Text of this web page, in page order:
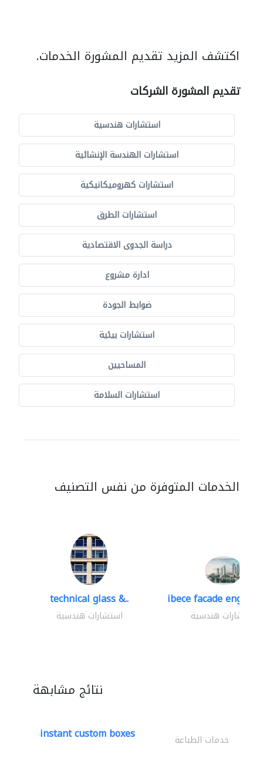
اكتشف المزيد تقديم المشورة الخدمات.
تقديم المشورة الشركات
استشارات هندسية
استشارات الهندسة الإنشائية
استشارات كهروميكانيكية
استشارات الطرق
دراسة الجدوى الاقتصادية
ادارة مشروع
ضوابط الجودة
استشارات بيئية
المساحيين
استشارات السلامة
الخدمات المتوفرة من نفس التصنيف
technical glass &..
استشارات هندسية
ibece facade
استشارات هندسية
نتائج مشابهة
instant custom boxes خدمات الطباعة